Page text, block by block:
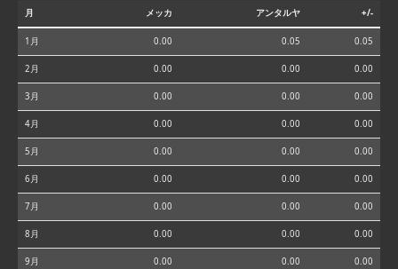
月 メッカ アンタルヤ +/-
1月 0.00 0.05 0.05
2月 0.00 0.00 0.00
3月 0.00 0.00 0.00
4月 0.00 0.00 0.00
5月 0.00 0.00 0.00
6月 0.00 0.00 0.00
7月 0.00 0.00 0.00
8月 0.00 0.00 0.00
9月 0.00 0.00 0.00